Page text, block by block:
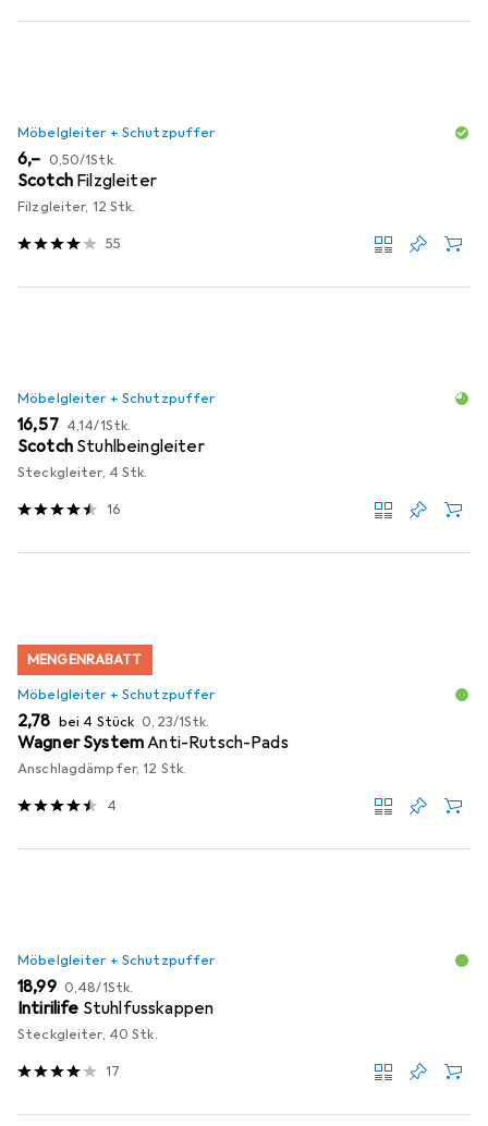
Möbelgleiter + Schutzpuffer
EUR
6,– EUR
0,50/1Stk.
Scotch Filzgleiter
Filzgleiter, 12 Stk.
55
Möbelgleiter + Schutzpuffer
EUR
16,57 EUR
4,14/1Stk.
Scotch Stuhlbeingleiter
Steckgleiter, 4 Stk.
16
MENGENRABATT
Möbelgleiter + Schutzpuffer
EUR
2,78 bei 4 Stück EUR
0,23/1Stk.
Wagner SystemAnti-Rutsch-Pads
Anschlagdämpfer, 12 Stk.
4
Möbelgleiter + Schutzpuffer
EUR
18,99 EUR
0,48/1Stk.
Intirilife Stuhlfusskappen
Steckgleiter, 40 Stk.
17